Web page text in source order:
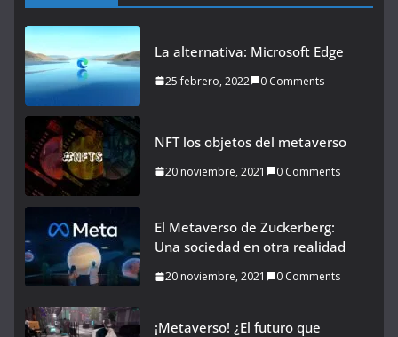
La alternativa: Microsoft Edge
25 febrero, 2022 0 Comments
NFT los objetos del metaverso
20 noviembre, 2021 0 Comments
El Metaverso de Zuckerberg:
Una sociedad en otra realidad
20 noviembre, 2021 0 Comments
¡Metaverso! ¿El futuro que